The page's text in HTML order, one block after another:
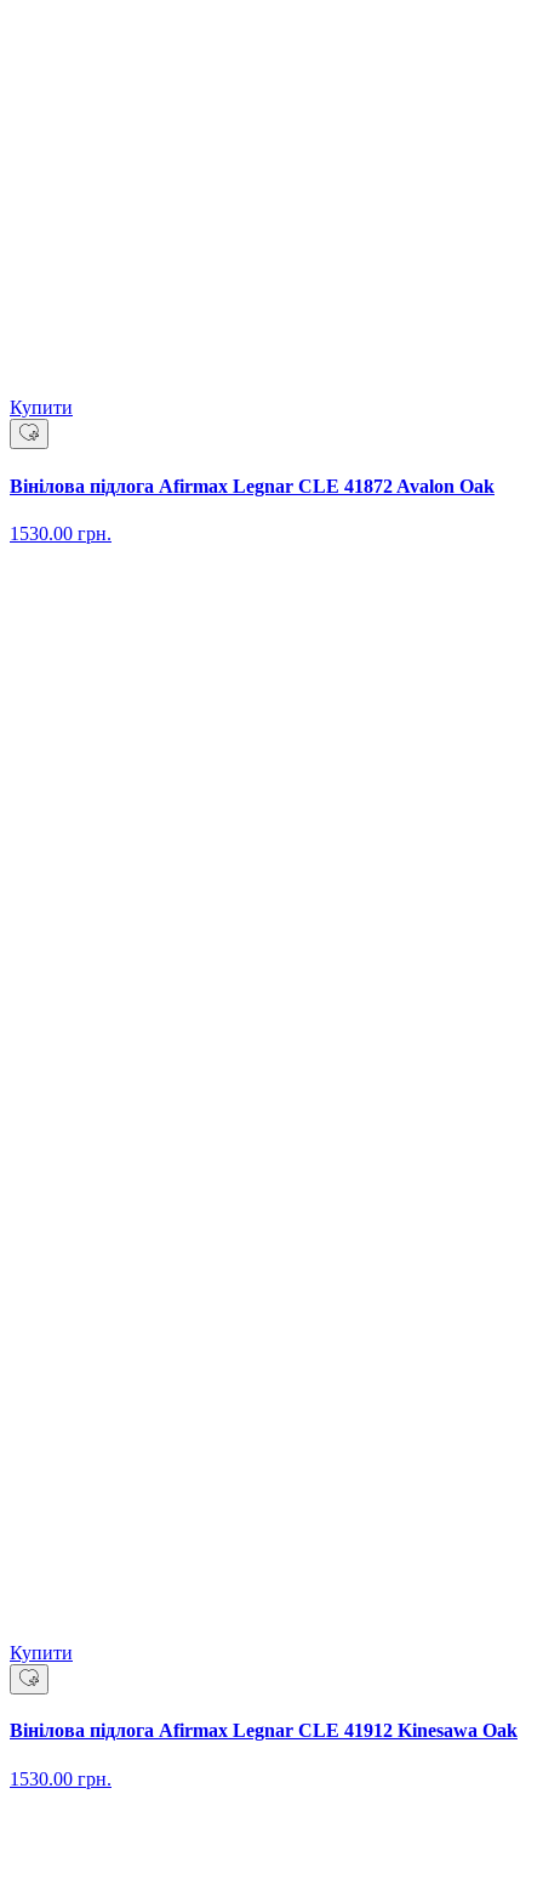
Купити
Вінілова підлога Afirmax Legnar CLE 41872 Avalon Oak
1530.00 грн.
Купити
Вінілова підлога Afirmax Legnar CLE 41912 Kinesawa Oak
1530.00 грн.